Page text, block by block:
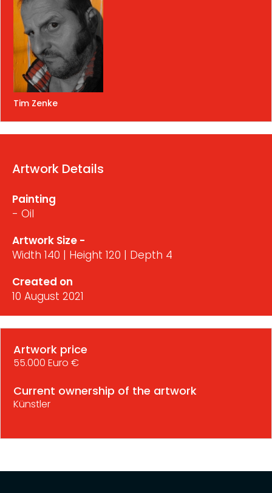
Tim Zenke
Artwork Details
Painting
- Oil
Artwork Size -
Width 140 | Height 120 | Depth 4
Created on
10 August 2021
Artwork price
55.000 Euro €
Current ownership of the artwork
Künstler